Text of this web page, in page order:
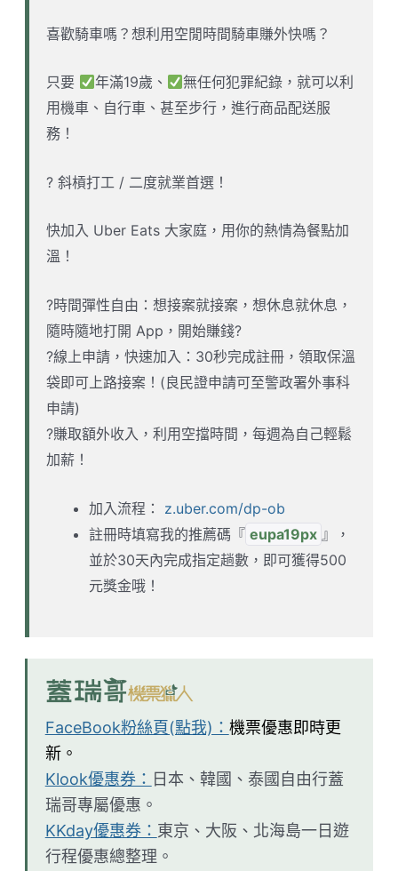
喜歡騎車嗎？想利用空閒時間騎車賺外快嗎？
只要 年滿19歲、
無任何犯罪紀錄，就可以利
用機車、自行車、甚至步行，進行商品配送服
務！
? 斜槓打工 / 二度就業首選！
快加入 Uber Eats 大家庭，用你的熱情為餐點加
溫！
?時間彈性自由：想接案就接案，想休息就休息，
隨時隨地打開 App，開始賺錢?
?線上申請，快速加入：30秒完成註冊，領取保溫
袋即可上路接案！(良民證申請可至警政署外事科
申請)
?賺取額外收入，利用空擋時間，每週為自己輕鬆
加薪！
加入流程： z.uber.com/dp-ob
註冊時填寫我的推薦碼『 eupa19px 』，
並於30天內完成指定趟數，即可獲得500
元獎金哦！
FaceBook粉絲頁(點我)： 機票優惠即時更
新。
Klook優惠券： 日本、韓國、泰國自由行蓋
瑞哥專屬優惠。
KKday優惠券： 東京、大阪、北海島一日遊
行程優惠總整理。